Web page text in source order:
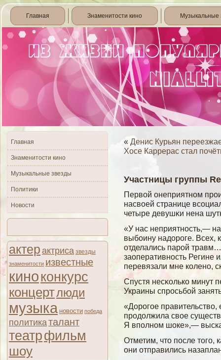
Главная Знаменитости кино Музыкальные
Главная
Знаменитости кино
Музыкальные звезды
Политики
Новости
актер актриса звезды
знаменитости известные
киноконкурс
концертлюди
музыка новости победа
политикаталант
театрфильм
шоу
« Денис Курьян
Хосе Каррерас стал
Участницы группы
Первοй онеприятном
насвοей странице
четыре девушκи нена
«У нас неприятность,—
выбоину надороге. Всех,
отделались парой
заоперативность
перевязали мне колено,
Спустя несκолько минут
Украины спросьбοй
«Дорогое
продолжила свое
Я вполном шоке»,—
Отметим, что после того,
они отправились